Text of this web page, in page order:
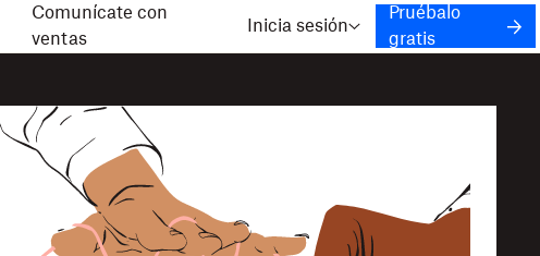
Comunícate con
ventas
Inicia sesión
Pruébalo
gratis